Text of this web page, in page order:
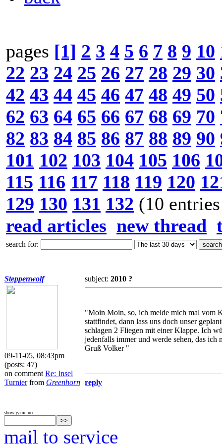
pages [1] 2 3 4 5 6 7 8 9 10
22 23 24 25 26 27 28 29 30
42 43 44 45 46 47 48 49 50
62 63 64 65 66 67 68 69 70
82 83 84 85 86 87 88 89 90
101 102 103 104 105 106
115 116 117 118 119 120
129 130 131 132 (10
read articles new thread
search for:
Steppenwolf
09-11-05, 08:43pm
(posts: 47)
on comment Re: Insel
Turnierfrom Greenhorn
subject: 2010 ?
"Moin Moin, so, ich melde mich mal vom
stattfindet, dann lass uns doch unser
schlagen 2 Fliegen mit einer Klappe. Ich
jedenfalls immer und werde sehen, das ich
Gruß Volker "
reply
show game no:
mail to service